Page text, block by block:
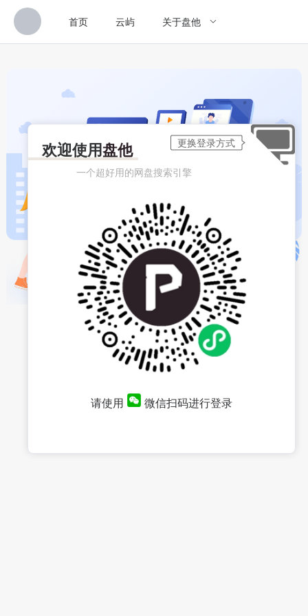
首页 云屿 关于盘他
欢迎使用盘他
一个超好用的网盘搜索引擎
请使用 微信扫码进行登录